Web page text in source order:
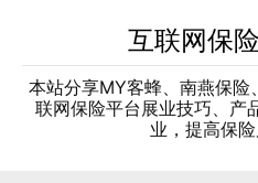
互联网保
本站分享MY客蜂、南燕保险
联网保险平台展业技巧、产
业，提高保险